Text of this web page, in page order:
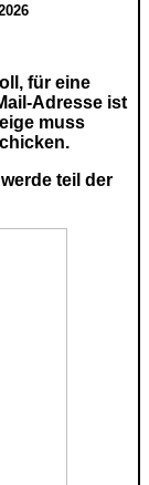
für eine
Adresse ist
muss
teil der